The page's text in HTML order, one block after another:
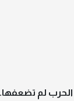
الحرب لم